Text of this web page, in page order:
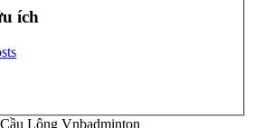
ích
Lông Vnbadminton